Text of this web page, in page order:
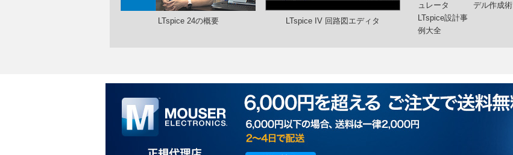
LTspice 24の概要 LTspice IV 回路図エディタ
ュレータ
LTspice設計事
例大全
デル作成術